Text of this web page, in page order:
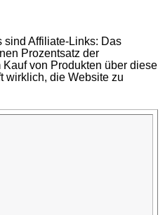
sind Affiliate-Links: Das
Prozentsatz der
von Produkten über diese
wirklich, die Website zu